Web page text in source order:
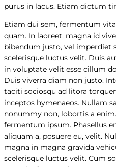
purus in lacus. Etiam dictum
Etiam dui sem, fermentum
quam. In laoreet, magna id
bibendum justo, vel imperdiet
scelerisque luctus velit. Duis
in voluptate velit esse cillum
Duis viverra diam non justo.
taciti sociosqu ad litora
inceptos hymenaeos. Nullam
nonummy non, lobortis a
fermentum ipsum. Phasellus
aliquam a, posuere eu, velit.
magna in magna gravida
scelerisque luctus velit. Cum